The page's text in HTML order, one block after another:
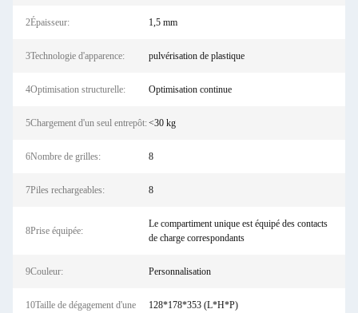
2Épaisseur: 1,5 mm
3Technologie d'apparence: pulvérisation de plastique
4Optimisation structurelle: Optimisation continue
5Chargement d'un seul entrepôt:<30 kg
6Nombre de grilles: 8
7Piles rechargeables: 8
8Prise équipée:
Le compartiment unique est équipé des contacts
de charge correspondants
9Couleur: Personnalisation
10Taille de dégagement d'une
128*178*353 (L*H*P)